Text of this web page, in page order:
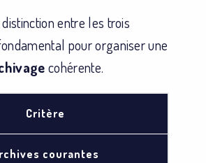
entre les trois
pour organiser une
cohérente.
Critère
courantes